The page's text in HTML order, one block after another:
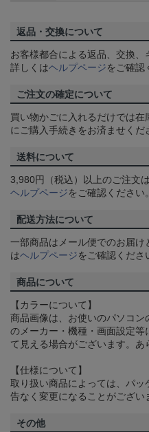
返品・交換について
お客様都合による返品、交換、
詳しくはヘルプページをご確認
ご注文の確定について
買い物かごに入れるだけでは
にご購入手続きをお済ませくだ
送料について
3,980円（税込）以上のご注文
ヘルプページをご確認ください。
配送方法について
一部商品はメール便でのお届け
はヘルプページをご確認くださ
商品について
【カラーについて】
商品画像は、お使いのパソコ
のメーカー・機種・画面設定
て見える場合がございます。あ
【仕様について】
取り扱い商品によっては、パ
告なく変更になることがござい
その他